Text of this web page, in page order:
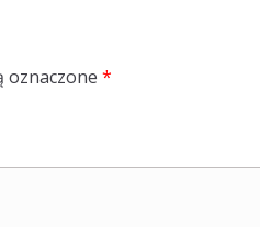
oznaczone *